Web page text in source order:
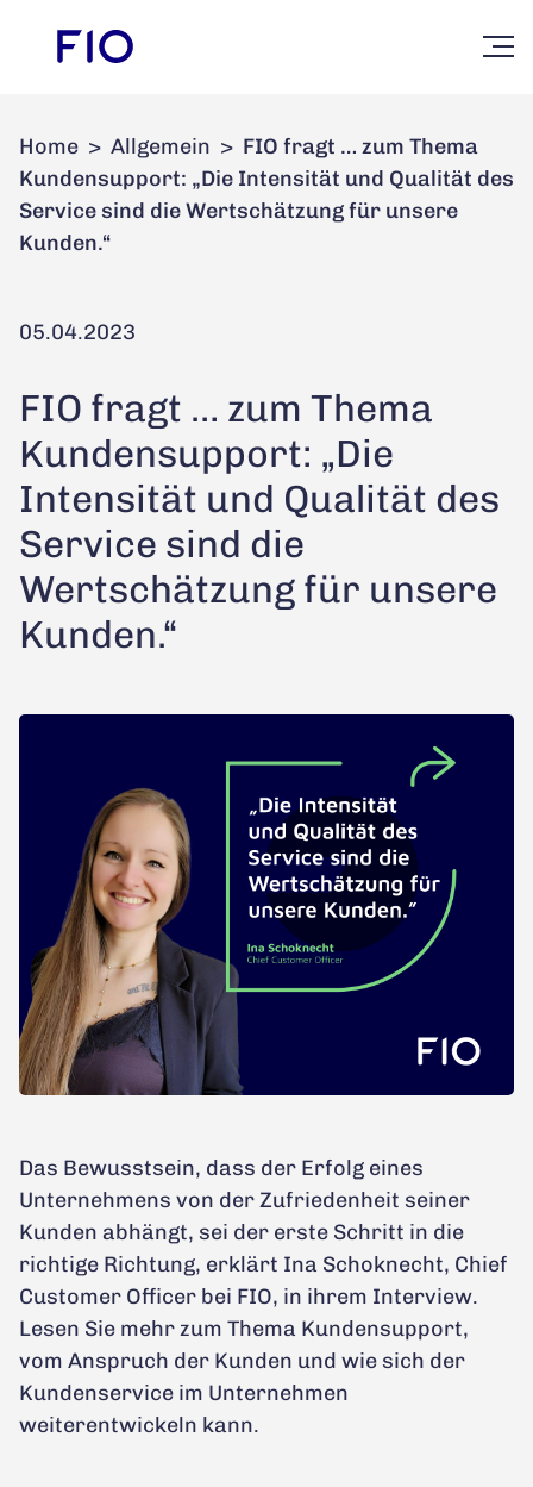
Home > Allgemein > FIO fragt … zum Thema
Kundensupport: „Die Intensität und Qualität des
Service sind die Wertschätzung für unsere
Kunden.“
05.04.2023
FIO fragt … zum Thema
Kundensupport: „Die
Intensität und Qualität des
Service sind die
Wertschätzung für unsere
Kunden.“
Das Bewusstsein, dass der Erfolg eines
Unternehmens von der Zufriedenheit seiner
Kunden abhängt, sei der erste Schritt in die
richtige Richtung, erklärt Ina Schoknecht, Chief
Customer Officer bei FIO, in ihrem Interview.
Lesen Sie mehr zum Thema Kundensupport,
vom Anspruch der Kunden und wie sich der
Kundenservice im Unternehmen
weiterentwickeln kann.